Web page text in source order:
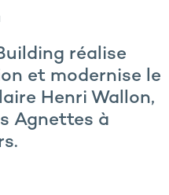
réalise
et modernise le
Henri Wallon,
Agnettes à